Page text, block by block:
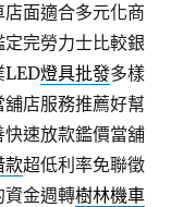
面適合多元化商
定完勞力士比較銀
LED燈具批發多樣
店服務推薦好幫
速放款鑑價當舖
款超低利率免聯徵
資金週轉樹林機車